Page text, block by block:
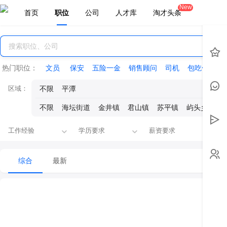
首页 职位 公司 人才库 淘才头条
New
热门职位： 文员 保安 五险一金 销售顾问 司机 包吃住
区域： 不限 平潭
不限 海坛街道 金井镇 君山镇 苏平镇 屿头乡
工作经验 学历要求 薪资要求
综合 最新